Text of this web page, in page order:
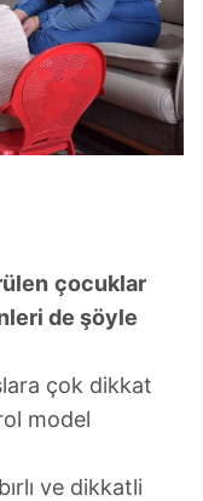
çocuklar
de şöyle
çok dikkat
model
ve dikkatli